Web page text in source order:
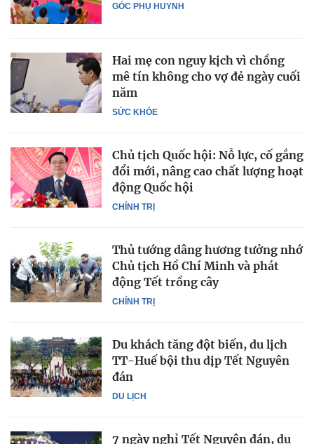
GÓC PHỤ HUYNH
SỨC KHỎE
Hai mẹ con nguy kịch vì chồng
mê tín không cho vợ đẻ ngày cuối
năm
CHÍNH TRỊ
Chủ tịch Quốc hội: Nỗ lực, cố gắng
đổi mới, nâng cao chất lượng hoạt
động Quốc hội
CHÍNH TRỊ
Thủ tướng dâng hương tưởng nhớ
Chủ tịch Hồ Chí Minh và phát
động Tết trồng cây
DU LỊCH
Du khách tăng đột biến, du lịch
TT-Huế bội thu dịp Tết Nguyên
đán
7 ngày nghỉ Tết Nguyên đán, du